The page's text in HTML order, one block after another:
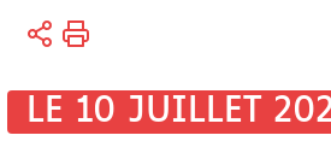
Vous
Accueil
Presse
LE 10 JUILLET